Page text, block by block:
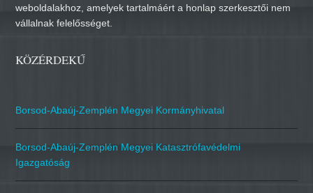
weboldalakhoz, amelyek tartalmáért a honlap szerkesztői nem
vállalnak felelősséget.
KÖZÉRDEKŰ
Borsod-Abaúj-Zemplén Megyei Kormányhivatal
Borsod-Abaúj-Zemplén Megyei Katasztrófavédelmi
Igazgatóság